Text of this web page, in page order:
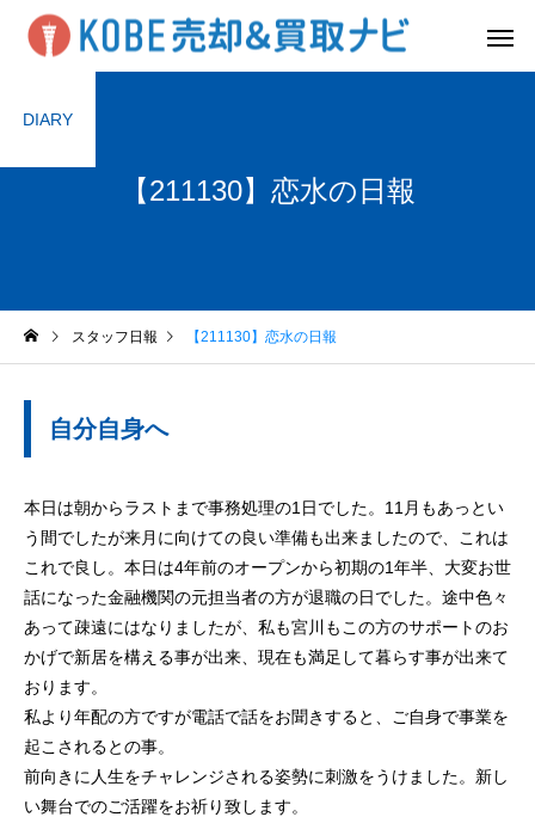
【211130】恋水の日報
DIARY
スタッフ日報 【211130】恋水の日報
自分自身へ
本日は朝からラストまで事務処理の1日でした。11月もあっとい
う間でしたが来月に向けての良い準備も出来ましたので、これは
これで良し。本日は4年前のオープンから初期の1年半、大変お世
話になった金融機関の元担当者の方が退職の日でした。途中色々
あって疎遠にはなりましたが、私も宮川もこの方のサポートのお
かげで新居を構える事が出来、現在も満足して暮らす事が出来て
おります。
私より年配の方ですが電話で話をお聞きすると、ご自身で事業を
起こされるとの事。
前向きに人生をチャレンジされる姿勢に刺激をうけました。新し
い舞台でのご活躍をお祈り致します。